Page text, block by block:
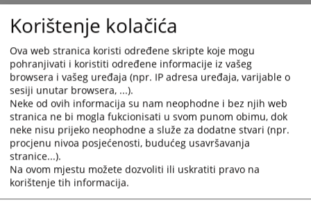
Mrčevcima. Diplomirala je na Pravnom fakultetu Univerziteta u
Sarajevu 1967. godine te je pravosudni ispit položila 1977.
godine u Sarajevu.
Funkciju sudije Okružnog suda u Doboju je obavljala od 1997.
godine do 2013. godine kada je penzionisana. Prije odlaska u
penziju obavljala je sljedeće poslove:
dužnost sudije Vrhovnog suda Republike Srpske od 1992.
do 1997. godine;
dužnost sudije Okružnog suda u Doboju od 1989. do 1992.
godine;
dužnost sudije Osnovnog suda u Doboju od 1977. do 1989.
godine;
Korištenje kolačića
Ova web stranica koristi određene skripte koje mogu
pohranjivati i koristiti određene informacije iz vašeg
browsera i vašeg uređaja (npr. IP adresa uređaja, varijable o
sesiji unutar browsera, ...).
Neke od ovih informacija su nam neophodne i bez njih web
stranica ne bi mogla fukcionisati u svom punom obimu, dok
neke nisu prijeko neophodne a služe za dodatne stvari (npr.
procjenu nivoa posjećenosti, budućeg usavršavanja
stranice...).
Na ovom mjestu možete dozvoliti ili uskratiti pravo na
korištenje tih informacija.